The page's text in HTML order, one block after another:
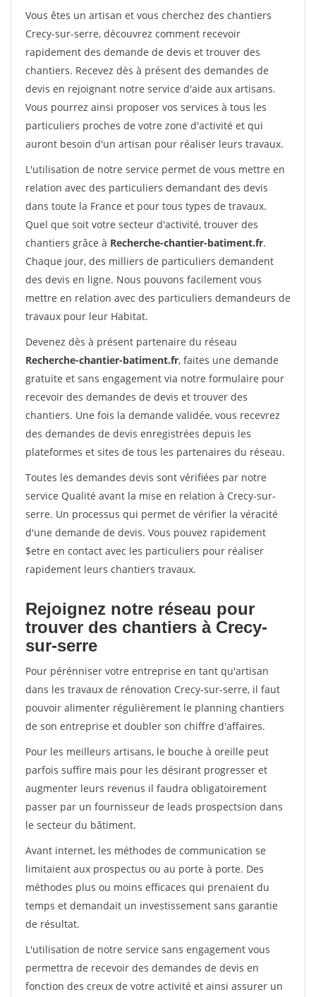
Vous êtes un artisan et vous cherchez des chantiers
Crecy-sur-serre, découvrez comment recevoir
rapidement des demande de devis et trouver des
chantiers. Recevez dès à présent des demandes de
devis en rejoignant notre service d'aide aux artisans.
Vous pourrez ainsi proposer vos services à tous les
particuliers proches de votre zone d'activité et qui
auront besoin d'un artisan pour réaliser leurs travaux.
L'utilisation de notre service permet de vous mettre en
relation avec des particuliers demandant des devis
dans toute la France et pour tous types de travaux.
Quel que soit votre secteur d'activité, trouver des
chantiers grâce à Recherche-chantier-batiment.fr.
Chaque jour, des milliers de particuliers demandent
des devis en ligne. Nous pouvons facilement vous
mettre en relation avec des particuliers demandeurs de
travaux pour leur Habitat.
Devenez dès à présent partenaire du réseau
Recherche-chantier-batiment.fr, faites une demande
gratuite et sans engagement via notre formulaire pour
recevoir des demandes de devis et trouver des
chantiers. Une fois la demande validée, vous recevrez
des demandes de devis enregistrées depuis les
plateformes et sites de tous les partenaires du réseau.
Toutes les demandes devis sont vérifiées par notre
service Qualité avant la mise en relation à Crecy-sur-
serre. Un processus qui permet de vérifier la véracité
d'une demande de devis. Vous pouvez rapidement
$etre en contact avec les particuliers pour réaliser
rapidement leurs chantiers travaux.
Rejoignez notre réseau pour
trouver des chantiers à Crecy-
sur-serre
Pour pérénniser votre entreprise en tant qu'artisan
dans les travaux de rénovation Crecy-sur-serre, il faut
pouvoir alimenter régulièrement le planning chantiers
de son entreprise et doubler son chiffre d'affaires.
Pour les meilleurs artisans, le bouche à oreille peut
parfois suffire mais pour les désirant progresser et
augmenter leurs revenus il faudra obligatoirement
passer par un fournisseur de leads prospectsion dans
le secteur du bâtiment.
Avant internet, les méthodes de communication se
limitaient aux prospectus ou au porte à porte. Des
méthodes plus ou moins efficaces qui prenaient du
temps et demandait un investissement sans garantie
de résultat.
L'utilisation de notre service sans engagement vous
permettra de recevoir des demandes de devis en
fonction des creux de votre activité et ainsi assurer un